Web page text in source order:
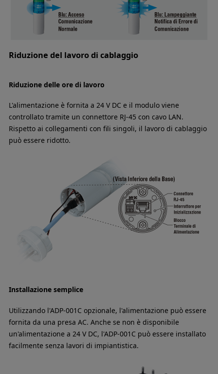
Riduzione del lavoro di cablaggio
Riduzione delle ore di lavoro
L'alimentazione è fornita a 24 V DC e il modulo viene
controllato tramite un connettore RJ-45 con cavo LAN.
Rispetto ai collegamenti con fili singoli, il lavoro di cablaggio
può essere ridotto.
Installazione semplice
Utilizzando l'ADP-001C opzionale, l'alimentazione può essere
fornita da una presa AC. Anche se non è disponibile
un'alimentazione a 24 V DC, l'ADP-001C può essere installato
facilmente senza lavori di impiantistica.